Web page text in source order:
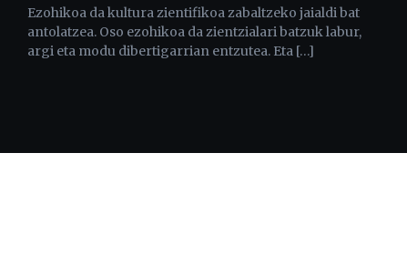
Ezohikoa da kultura zientifikoa zabaltzeko jaialdi bat
antolatzea. Oso ezohikoa da zientzialari batzuk labur,
argi eta modu dibertigarrian entzutea. Eta […]